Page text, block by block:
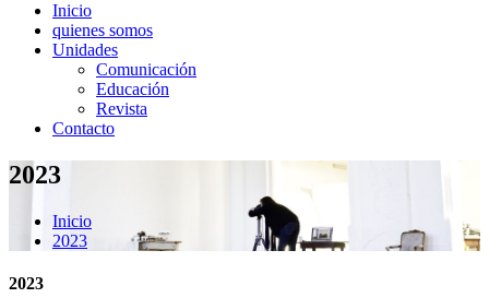
Inicio
quienes somos
Unidades
Comunicación
Educación
Revista
Contacto
2023
Inicio
2023
2023